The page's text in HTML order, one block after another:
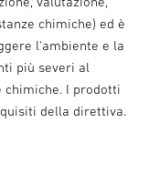
chimiche) ed è
l'ambiente e la
più severi al
chimiche. I prodotti
della direttiva.